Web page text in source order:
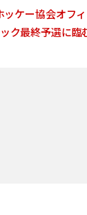
ケー協会オフ
ク最終予選に